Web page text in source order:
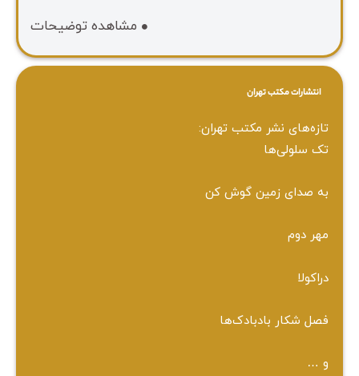
مشاهده توضیحات
انتشارات مکتب تهران
تازه‌های نشر مکتب تهران:
تک سلولی‌ها
به صدای زمین گوش کن
مهر دوم
دراکولا
فصل شکار بادبادک‌ها
و …